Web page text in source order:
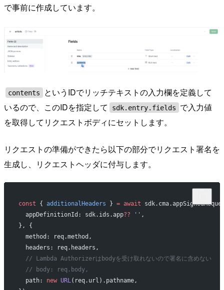
で事前に作成しています。
contents
というIDでリッチテキストの入力欄を定義して
いるので、このIDを指定して
sdk.entry.fields
で入力値
を取得してリクエストボディにセットします。
リクエストの準備ができたら以下の部分でリクエスト署名を
生成し、リクエストヘッダに付与します。
const { additionalHeaders } = await
  appDefinitionId: sdk.ids.app
?? '' ,
}, {
  method: req.method,
  headers: req.headers,
  // Lambda Authorizerはbodyを受け取れないので署名に含めない
  // body: req.body,
  path:
new URL(req.url).pathname,